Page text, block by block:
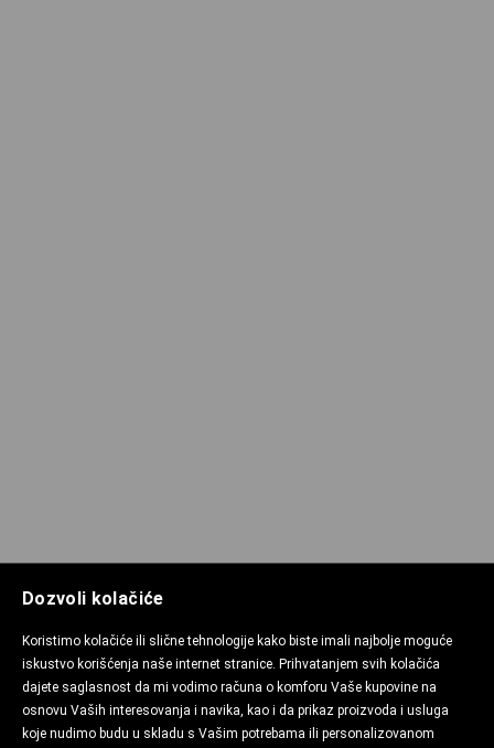
Dozvoli kolačiće
Koristimo kolačiće ili slične tehnologije kako biste imali najbolje moguće
iskustvo korišćenja naše internet stranice. Prihvatanjem svih kolačića
dajete saglasnost da mi vodimo računa o komforu Vaše kupovine na
osnovu Vaših interesovanja i navika, kao i da prikaz proizvoda i usluga
koje nudimo budu u skladu s Vašim potrebama ili personalizovanom